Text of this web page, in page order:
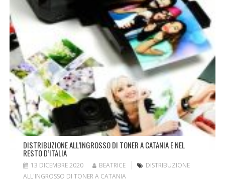
DISTRIBUZIONE ALL’INGROSSO DI TONER A CATANIA E NEL
RESTO D’ITALIA
13 DICEMBRE 2020 BEATRICE
DISTRIBUZIONE
ALL'INGROSSO DI TONER A CATANIA